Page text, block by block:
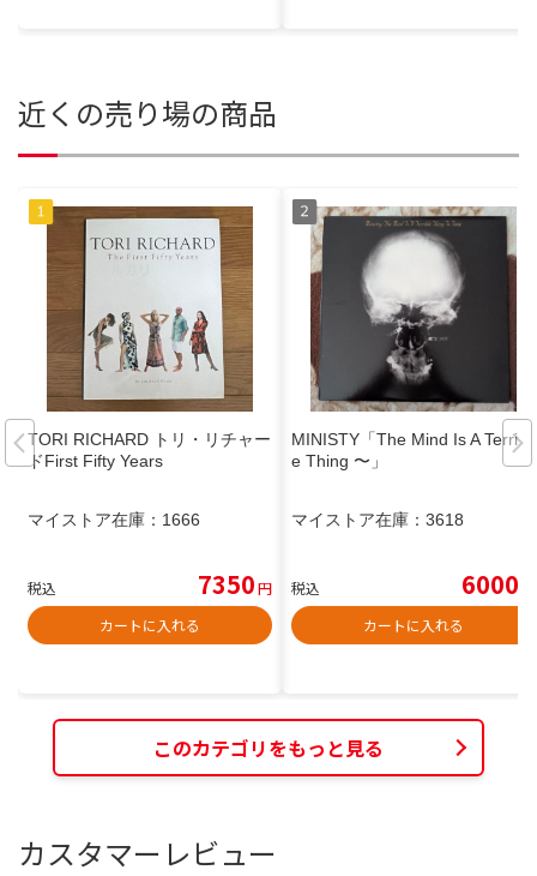
近くの売り場の商品
TORI RICHARD トリ・リチャー
ドFirst Fifty Years
マイストア在庫： 1666
税込 7350円
カートに入れる
MINISTY「The Mind Is A Terribl
e Thing 〜」
マイストア在庫： 3618
税込 6000
カートに入れる
このカテゴリをもっと見る
カスタマーレビュー